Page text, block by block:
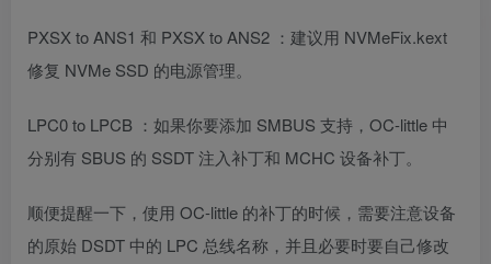
PXSX to ANS1 和 PXSX to ANS2 ：建议用 NVMeFix.kext
修复 NVMe SSD 的电源管理。
LPC0 to LPCB ：如果你要添加 SMBUS 支持，OC-little 中
分别有 SBUS 的 SSDT 注入补丁和 MCHC 设备补丁。
顺便提醒一下，使用 OC-little 的补丁的时候，需要注意设备
的原始 DSDT 中的 LPC 总线名称，并且必要时要自己修改